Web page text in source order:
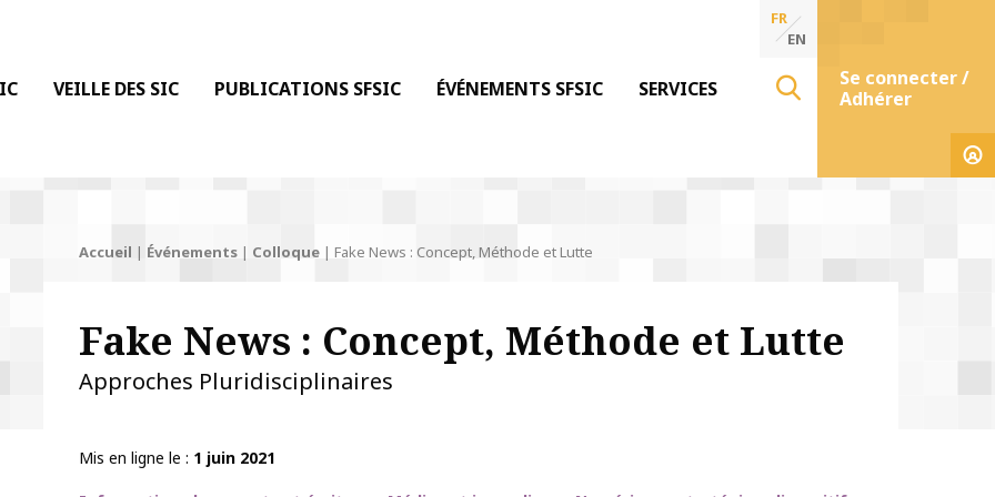
LA COMMUNICATION
VEILLE DES SIC PUBLICATIONS SFSIC ÉVÉNEMENTS SFSIC SERVICES
FR
EN
Se connecter /
Adhérer
Accueil | Événements| Colloque| Fake News : Concept, Méthode et Lutte
Fake News : Concept, Méthode et Lutte
Approches Pluridisciplinaires
Mis en ligne le
1 juin 2021